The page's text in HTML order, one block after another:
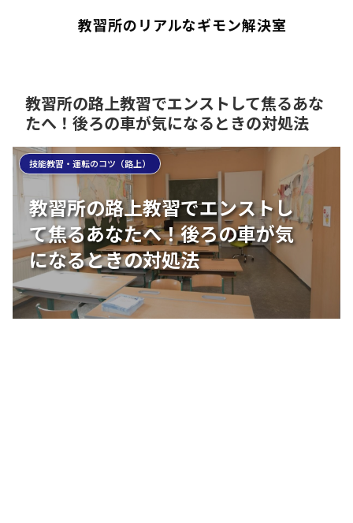
教習所のリアルなギモン解決室
教習所の路上教習でエンストして焦るあな
たへ！後ろの車が気になるときの対処法
教習所の路上教習でエンストし
て焦るあなたへ！後ろの車が気
になるときの対処法
技能教習・運転のコツ（路上）